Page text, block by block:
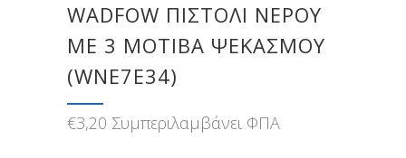
WADFOW ΠΙΣΤΟΛΙ ΝΕΡΟΥ
ME 3 ΜΟΤΙΒΑ ΨΕΚΑΣΜΟΥ
(WNE7E34)
€3,20 Συμπεριλαμβάνει ΦΠΑ